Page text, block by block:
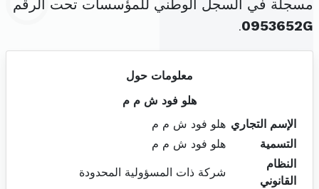
مسجلة في السجل الوطني للمؤسسات تحت الرقم
0953652G
.
معلومات حول
هلو فود ش م م
الإسم التجاري هلو فود ش م م
التسمية
هلو فود ش م م
النظام
القانوني
شركة ذات المسؤولية المحدودة